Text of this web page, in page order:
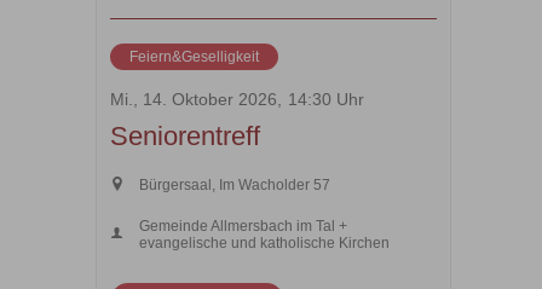
Mi., 14. Oktober 2026, 14:30 Uhr
Seniorentreff
Bürgersaal, Im Wacholder 57
Gemeinde Allmersbach im Tal +
evangelische und katholische Kirchen
Feiern&Geselligkeit